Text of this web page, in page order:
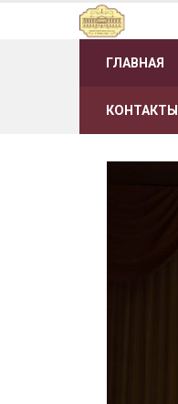
ГЛАВНАЯ
КОНТАКТЫ